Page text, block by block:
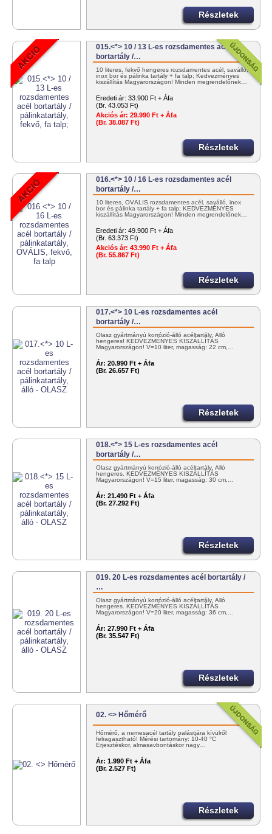
Részletek
015.<*> 10 / 13 L-es rozsdamentes acél
bortartály /…
10 literes, fekvő hengeres rozsdamentes acél, saválló,
inox bor és pálinka tartály + fa talp; Kedvezményes
kiszállítás Magyarországon! Minden megrendelőnek…
Eredeti ár: 33.900 Ft + Áfa
(Br. 43.053 Ft)
Akciós ár: 29.990 Ft + Áfa
(Br. 38.087 Ft)
Részletek
016.<*> 10 / 16 L-es rozsdamentes acél
bortartály /…
10 literes, OVÁLIS rozsdamentes acél, saválló, inox
bor és pálinka tartály + fa talp; KEDVEZMÉNYES
kiszállítás Magyarországon! Minden megrendelőnek…
Eredeti ár: 49.900 Ft + Áfa
(Br. 63.373 Ft)
Akciós ár: 43.990 Ft + Áfa
(Br. 55.867 Ft)
Részletek
017.<*> 10 L-es rozsdamentes acél
bortartály /…
Olasz gyártmányú korrózió-álló acéltartály. Álló
hengeres! KEDVEZMÉNYES KISZÁLLÍTÁS
Magyarországon! V=10 liter, magasság: 22 cm,…
Ár: 20.990 Ft + Áfa
(Br. 26.657 Ft)
Részletek
018.<*> 15 L-es rozsdamentes acél
bortartály /…
Olasz gyártmányú korrózió-álló acéltartály. Álló
hengeres. KEDVEZMÉNYES KISZÁLLÍTÁS
Magyarországon! V=15 liter, magasság: 30 cm,…
Ár: 21.490 Ft + Áfa
(Br. 27.292 Ft)
Részletek
019. 20 L-es rozsdamentes acél bortartály /
…
Olasz gyártmányú korrózió-álló acéltartály. Álló
hengeres. KEDVEZMÉNYES KISZÁLLÍTÁS
Magyarországon! V=20 liter, magasság: 36 cm,…
Ár: 27.990 Ft + Áfa
(Br. 35.547 Ft)
Részletek
02. <> Hőmérő
Hőmérő, a nemesacél tartály palástjára kívülről
felragasztható! Mérési tartomány: 10-40 °C
Erjesztéskor, almasavbontáskor nagy…
Ár: 1.990 Ft + Áfa
(Br. 2.527 Ft)
Részletek